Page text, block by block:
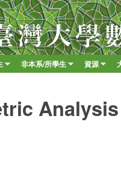
移至
非本系/所學生 資源